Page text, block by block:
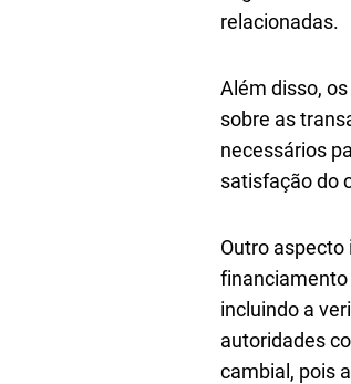
relacionadas.
Além disso,
sobre as
necessários
satisfação do
Outro aspecto
financiamento
incluindo a
autoridades
cambial, pois